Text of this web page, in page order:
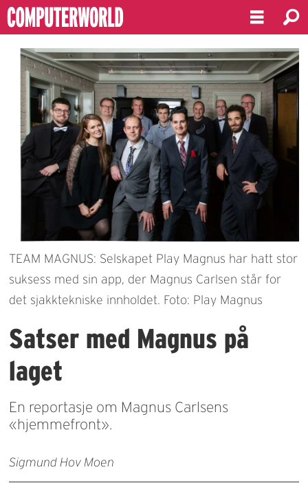
TEAM MAGNUS: Selskapet Play Magnus har hatt stor
suksess med sin app, der Magnus Carlsen står for
det sjakktekniske innholdet. Foto: Play Magnus
Satser med Magnus på
laget
En reportasje om Magnus Carlsens
«hjemmefront».
Sigmund Hov Moen